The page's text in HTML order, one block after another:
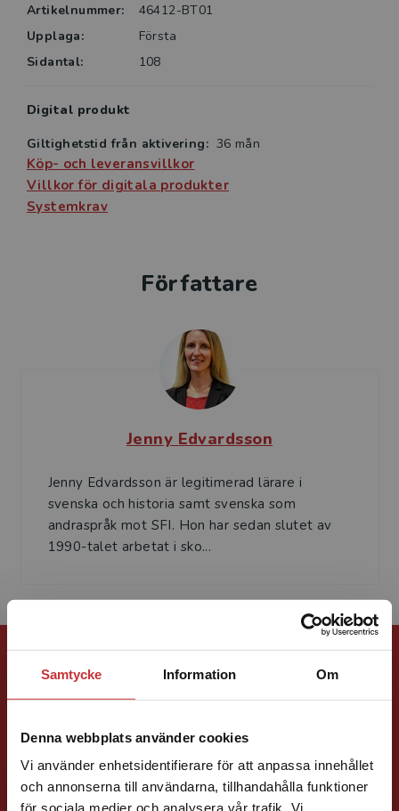
Samtycke Information Om
Denna webbplats använder cookies
Vi använder enhetsidentifierare för att anpassa innehållet
och annonserna till användarna, tillhandahålla funktioner
för sociala medier och analysera vår trafik. Vi
Artikelnummer:
46412-BT01
Upplaga:
Första
Sidantal:
108
Digital produkt
Giltighetstid från aktivering: 36 mån
Köp- och leveransvillkor
Villkor för digitala produkter
Systemkrav
Författare
Jenny Edvardsson
Jenny Edvardsson är legitimerad lärare i
svenska och historia samt svenska som
andraspråk mot SFI. Hon har sedan slutet av
1990-talet arbetat i sko...
Förlagskontakt
Jessica Kabrell